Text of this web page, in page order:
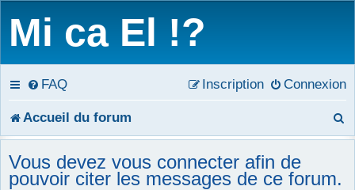
Mi ca El !?
FAQ Connexion
Inscription
Accueil du forum
e
Vous devez vous connecter afin de
pouvoir citer les messages de ce forum.